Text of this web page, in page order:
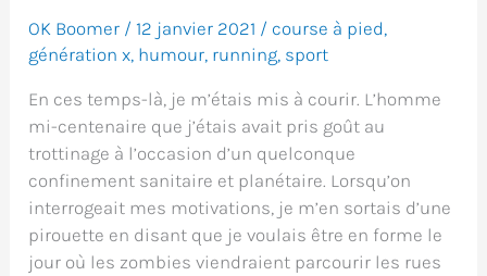
OK Boomer /12 janvier 2021 / course à pied,
génération x, humour, running, sport
En ces temps-là, je m’étais mis à courir. L’homme
mi-centenaire que j’étais avait pris goût au
trottinage à l’occasion d’un quelconque
confinement sanitaire et planétaire. Lorsqu’on ​
interrogeait mes motivations, je m’en sortais d’une
pirouette en disant que je voulais être en forme le
jour où les zombies viendraient parcourir les rues